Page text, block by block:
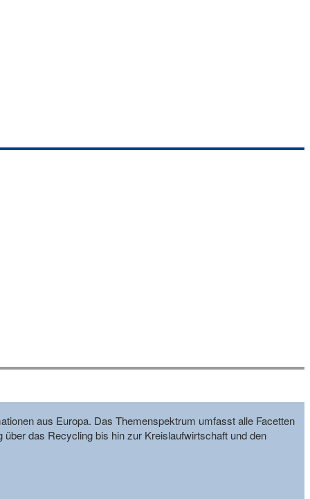
aus Europa. Das Themenspektrum umfasst alle Facetten
das Recycling bis hin zur Kreislaufwirtschaft und den